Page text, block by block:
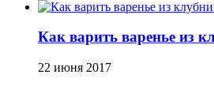
Как варить варенье из
22 июня 2017